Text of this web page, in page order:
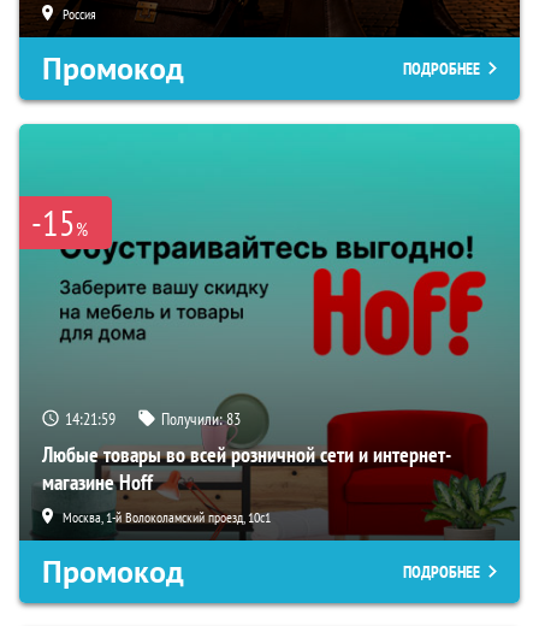
Россия
Промокод ПОДРОБНЕЕ
-15%
14:21:59 Получили:83
Любые товары во всей розничной сети и интернет-
магазине Hoff
Москва, 1-й Волоколамский проезд, 10с1
Промокод ПОДРОБНЕЕ